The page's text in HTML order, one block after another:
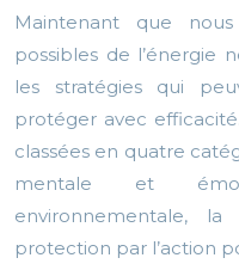
Maintenant que
possibles de l’énergie
les stratégies qui
protéger avec
classées en quatre
mentale et
environnementale,
protection par l’action